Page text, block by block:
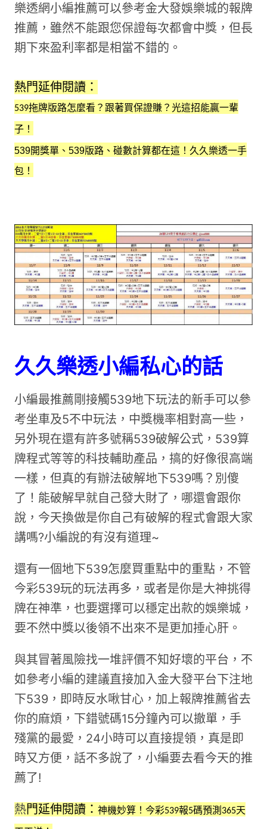
樂透網小編推薦可以參考金大發娛樂城的報牌
推薦，雖然不能跟您保證每次都會中獎，但長
期下來盈利率都是相當不錯的。
熱門延伸閱讀：
539拖牌版路怎麼看？跟著買保證賺？光這招能贏一輩
子！
539開獎單、539版路、碰數計算都在這！久久樂透一手
包！
久久樂透小編私心的話
小編最推薦剛接觸539地下玩法的新手可以參
考坐車及5不中玩法，中獎機率相對高一些，
另外現在還有許多號稱539破解公式，539算
牌程式等等的科技輔助產品，搞的好像很高端
一樣，但真的有辦法破解地下539嗎？別傻
了！能破解早就自己發大財了，哪還會跟你
說，今天換做是你自己有破解的程式會跟大家
講嗎?小編說的有沒有道理~
還有一個地下539怎麼買重點中的重點，不管
今彩539玩的玩法再多，或者是你是大神挑得
牌在神準，也要選擇可以穩定出款的娛樂城，
要不然中獎以後領不出來不是更加捶心肝。
與其冒著風險找一堆評價不知好壞的平台，不
如參考小編的建議直接加入金大發平台下注地
下539，即時反水啾甘心，加上報牌推薦省去
你的麻煩，下錯號碼15分鐘內可以撤單，手
殘黨的最愛，24小時可以直接提領，真是即
時又方便，話不多說了，小編要去看今天的推
薦了!
熱門延伸閱讀： 神機妙算！今彩539報5碼預測365天